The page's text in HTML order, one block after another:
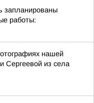
запланированы
работы:
нашей
Сергеевой из села